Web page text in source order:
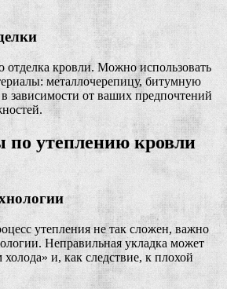
кровли. Можно использовать
металлочерепицу, битумную
зависимости от ваших предпочтений
по утеплению кровли
утепления не так сложен, важно
Неправильная укладка может
и, как следствие, к плохой